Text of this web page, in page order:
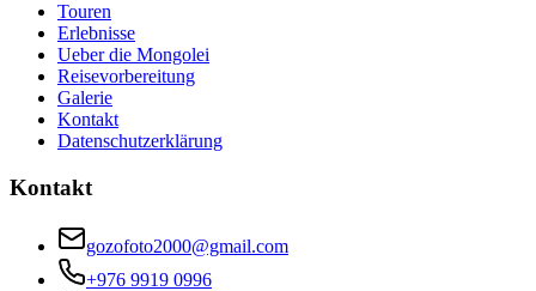
Touren
Erlebnisse
Ueber die Mongolei
Reisevorbereitung
Galerie
Kontakt
Datenschutzerklärung
Kontakt
gozofoto2000@gmail.com
+976 9919 0996